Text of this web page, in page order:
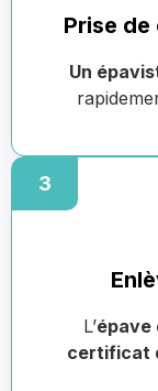
Prise
Un
3
L’épave
certificat